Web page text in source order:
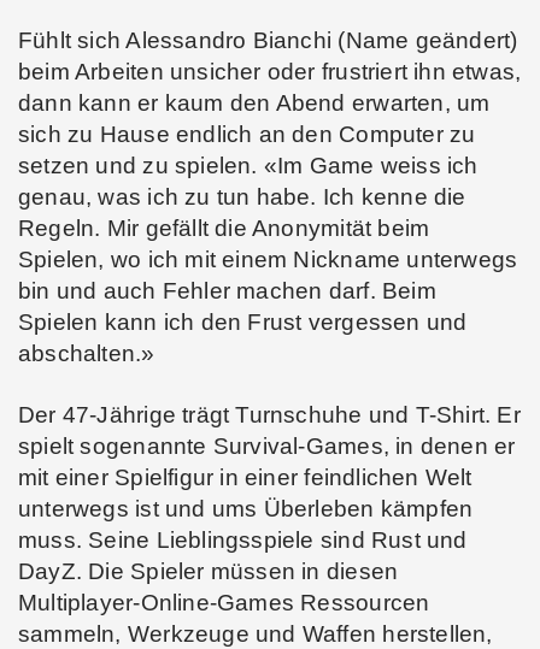
Fühlt sich Alessandro Bianchi (Name geändert)
beim Arbeiten unsicher oder frustriert ihn etwas,
dann kann er kaum den Abend erwarten, um
sich zu Hause endlich an den Computer zu
setzen und zu spielen. «Im Game weiss ich
genau, was ich zu tun habe. Ich kenne die
Regeln. Mir gefällt die Anonymität beim
Spielen, wo ich mit einem Nickname unterwegs
bin und auch Fehler machen darf. Beim
Spielen kann ich den Frust vergessen und
abschalten.»
Der 47-Jährige trägt Turnschuhe und T-Shirt. Er
spielt sogenannte Survival-Games, in denen er
mit einer Spielfigur in einer feindlichen Welt
unterwegs ist und ums Überleben kämpfen
muss. Seine Lieblingsspiele sind Rust und
DayZ. Die Spieler müssen in diesen
Multiplayer-Online-Games Ressourcen
sammeln, Werkzeuge und Waffen herstellen,